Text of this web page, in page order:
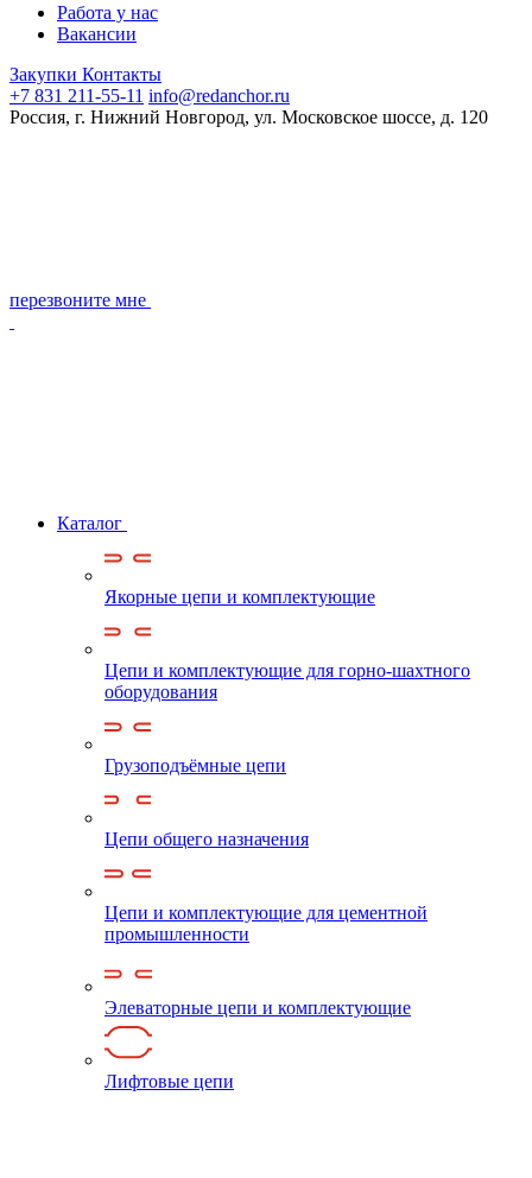
Работа у нас
Вакансии
Закупки Контакты
+7 831 211-55-11 info@redanchor.ru
Россия, г. Нижний Новгород, ул. Московское шоссе, д. 120
перезвоните мне
Каталог
Якорные цепи и комплектующие
Цепи и комплектующие для горно-шахтного
оборудования
Грузоподъёмные цепи
Цепи общего назначения
Цепи и комплектующие для цементной
промышленности
Элеваторные цепи и комплектующие
Лифтовые цепи